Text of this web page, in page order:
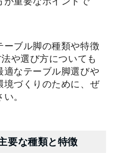
ーブル脚の種類や特徴
や選び方についても
適なテーブル脚選びや
境づくりのために、ぜ
。
要な種類と特徴